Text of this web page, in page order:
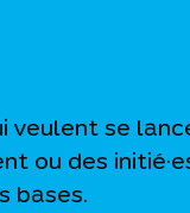
veulent se
ou des
bases.